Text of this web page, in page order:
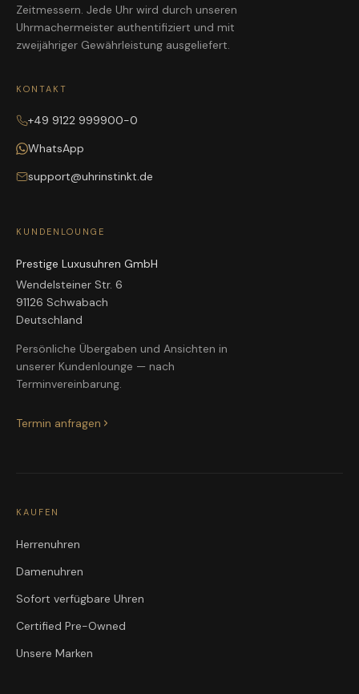
Zeitmessern. Jede Uhr wird durch unseren
Uhrmachermeister authentifiziert und mit
zweijähriger Gewährleistung ausgeliefert.
KONTAKT
+49 9122 999900-0
WhatsApp
support@uhrinstinkt.de
KUNDENLOUNGE
Prestige Luxusuhren GmbH
Wendelsteiner Str. 6
91126 Schwabach
Deutschland
Persönliche Übergaben und Ansichten in
unserer Kundenlounge — nach
Terminvereinbarung.
Termin anfragen
KAUFEN
Herrenuhren
Damenuhren
Sofort verfügbare Uhren
Certified Pre-Owned
Unsere Marken